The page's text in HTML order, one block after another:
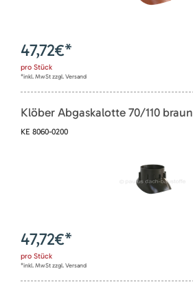
47,72€*
pro Stück
*inkl. MwSt zzgl. Versand
Klöber Abgaskalotte 70/110 braun
KE 8060-0200
47,72€*
pro Stück
*inkl. MwSt zzgl. Versand